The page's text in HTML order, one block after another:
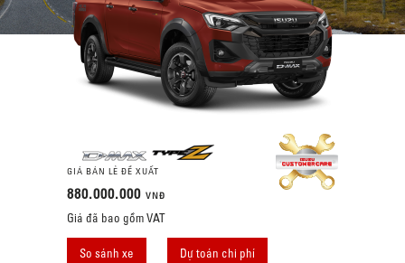
GIÁ BÁN LẺ ĐỀ XUẤT
880.000.000 VNĐ
Giá đã bao gồm VAT
So sánh xe Dự toán chi phí